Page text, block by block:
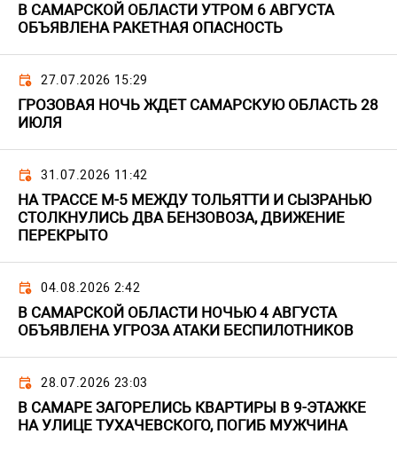
В САМАРСКОЙ ОБЛАСТИ УТРОМ 6 АВГУСТА
ОБЪЯВЛЕНА РАКЕТНАЯ ОПАСНОСТЬ
27.07.2026 15:29
ГРОЗОВАЯ НОЧЬ ЖДЕТ САМАРСКУЮ ОБЛАСТЬ 28
ИЮЛЯ
31.07.2026 11:42
НА ТРАССЕ М-5 МЕЖДУ ТОЛЬЯТТИ И СЫЗРАНЬЮ
СТОЛКНУЛИСЬ ДВА БЕНЗОВОЗА, ДВИЖЕНИЕ
ПЕРЕКРЫТО
04.08.2026 2:42
В САМАРСКОЙ ОБЛАСТИ НОЧЬЮ 4 АВГУСТА
ОБЪЯВЛЕНА УГРОЗА АТАКИ БЕСПИЛОТНИКОВ
28.07.2026 23:03
В САМАРЕ ЗАГОРЕЛИСЬ КВАРТИРЫ В 9-ЭТАЖКЕ
НА УЛИЦЕ ТУХАЧЕВСКОГО, ПОГИБ МУЖЧИНА